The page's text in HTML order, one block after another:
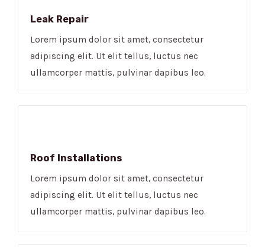
Leak Repair​
Lorem ipsum dolor sit amet, consectetur
adipiscing elit. Ut elit tellus, luctus nec
ullamcorper mattis, pulvinar dapibus leo.
Roof Installations
Lorem ipsum dolor sit amet, consectetur
adipiscing elit. Ut elit tellus, luctus nec
ullamcorper mattis, pulvinar dapibus leo.